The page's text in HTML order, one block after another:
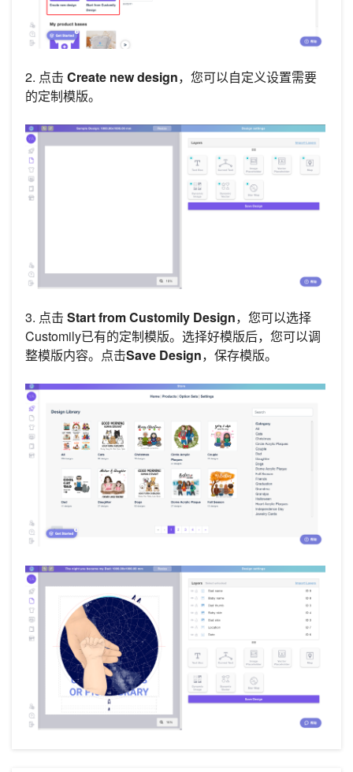
2. 点击 Create new design，您可以自定义设置需要
的定制模版。
3. 点击 Start from Customily Design，您可以选择
Customily已有的定制模版。选择好模版后，您可以调
整模版内容。点击Save Design，保存模版。